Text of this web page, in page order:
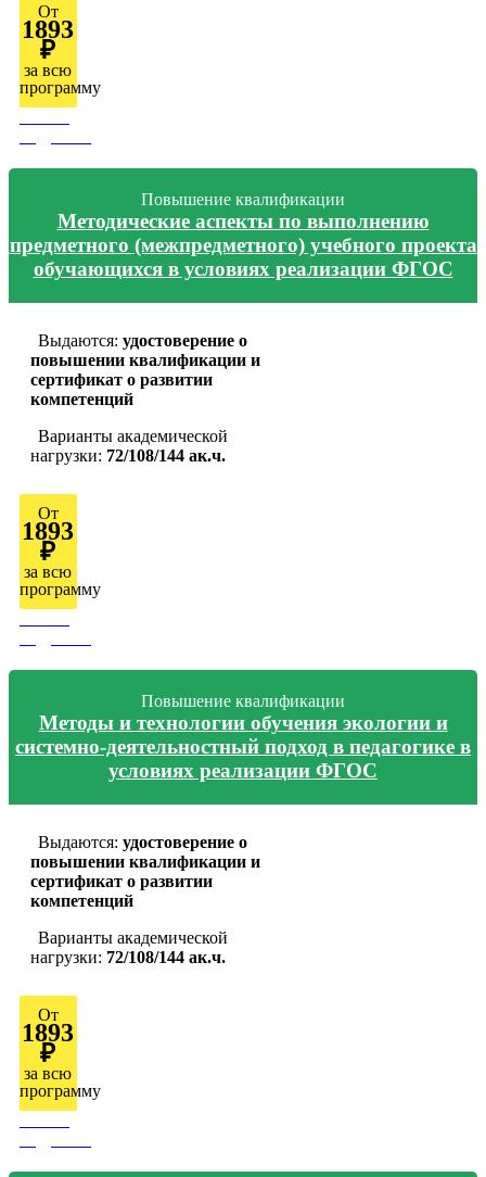
От
1893
₽
за всю
программу
Повышение квалификации
Методические аспекты по выполнению
предметного (межпредметного) учебного проекта
обучающихся в условиях реализации ФГОС
Выдаются: удостоверение о
повышении квалификации и
сертификат о развитии
компетенций
Варианты академической
нагрузки: 72/108/144 ак.ч.
От
1893
₽
за всю
программу
Повышение квалификации
Методы и технологии обучения экологии и
системно-деятельностный подход в педагогике в
условиях реализации ФГОС
Выдаются: удостоверение о
повышении квалификации и
сертификат о развитии
компетенций
Варианты академической
нагрузки: 72/108/144 ак.ч.
От
1893
₽
за всю
программу